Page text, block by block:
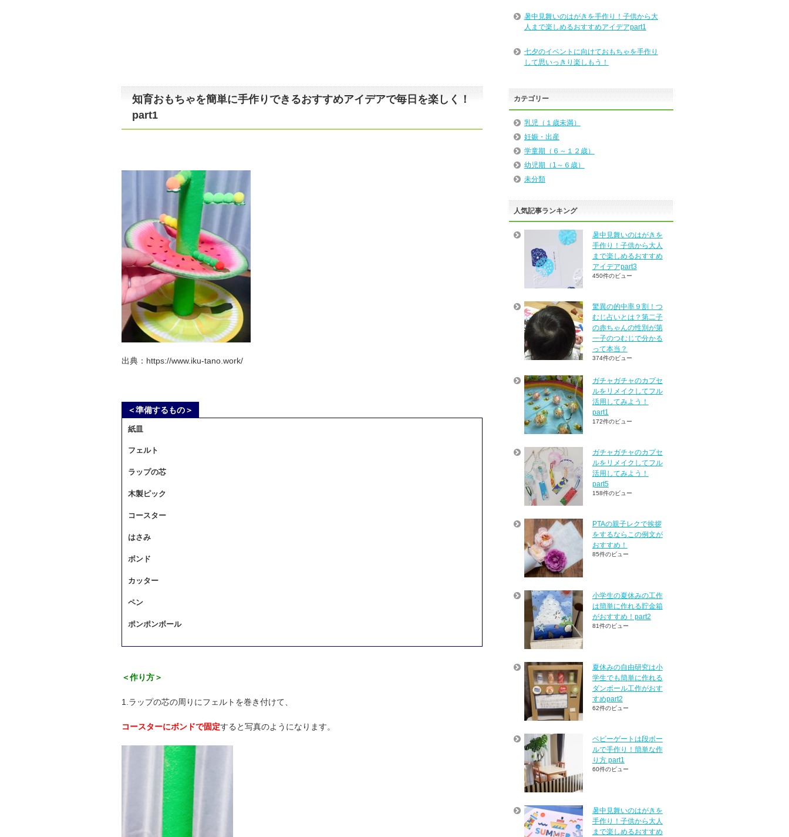
知育おもちゃを簡単に手作りできるおすすめアイデアで毎日を楽しく！
part1
出典：https://www.iku-tano.work/
＜準備するもの＞
紙皿
フェルト
ラップの芯
木製ピック
コースター
はさみ
ボンド
カッター
ペン
ポンポンボール
＜作り方＞
1.ラップの芯の周りにフェルトを巻き付けて、
コースターにボンドで固定すると写真のようになります。
暑中見舞いのはがきを手作り！子供から大
人まで楽しめるおすすめアイデアpart1
七夕のイベントに向けておもちゃを手作り
して思いっきり楽しもう！
カテゴリー
乳児（１歳未満）
妊娠・出産
学童期（６～１２歳）
幼児期（1～６歳）
未分類
人気記事ランキング
暑中見舞いのはがきを
手作り！子供から大人
まで楽しめるおすすめ
アイデアpart3
450件のビュー
驚異の的中率９割！つ
むじ占いとは？第二子
の赤ちゃんの性別が第
一子のつむじで分かる
って本当？
374件のビュー
ガチャガチャのカプセ
ルをリメイクしてフル
活用してみよう！
part1
172件のビュー
ガチャガチャのカプセ
ルをリメイクしてフル
活用してみよう！
part5
158件のビュー
PTAの親子レクで挨拶
をするならこの例文が
おすすめ！
85件のビュー
小学生の夏休みの工作
は簡単に作れる貯金箱
がおすすめ！part2
81件のビュー
夏休みの自由研究は小
学生でも簡単に作れる
ダンボール工作がおす
すめpart2
62件のビュー
ベビーゲートは段ボー
ルで手作り！簡単な作
り方 part1
60件のビュー
暑中見舞いのはがきを
手作り！子供から大人
まで楽しめるおすすめ